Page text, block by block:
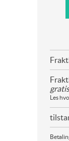
gratis
Les